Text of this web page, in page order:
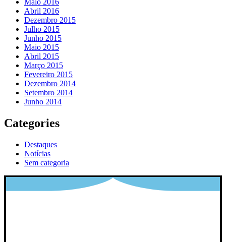
Maio 2016
Abril 2016
Dezembro 2015
Julho 2015
Junho 2015
Maio 2015
Abril 2015
Março 2015
Fevereiro 2015
Dezembro 2014
Setembro 2014
Junho 2014
Categories
Destaques
Notícias
Sem categoria